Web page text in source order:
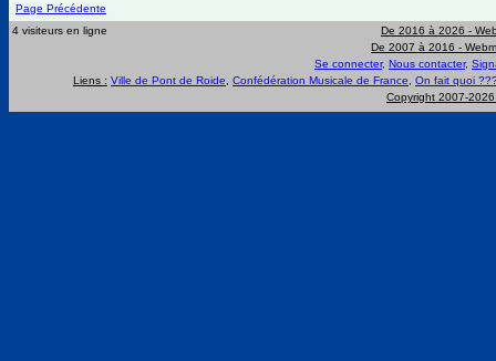
Page Précédente
4 visiteurs en ligne
De 2016 à 2026 -
De 2007 à 2016 -
Se connecter, Nous contacter,
Liens : Ville de Pont de Roide Confédération Musicale de France
On fait quoi
Copyright 2007-